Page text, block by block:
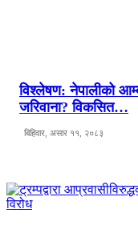
विश्लेषण: नेपालीको
जरिवाना? विकसित…
बिहिवार, असार ११, २०८३